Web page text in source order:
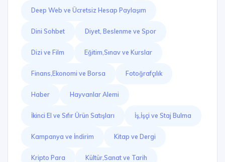
Deep Web ve Ücretsiz Hesap Paylaşım
Dini Sohbet Diyet, Beslenme ve Spor
Dizi ve Film Eğitim,Sınav ve Kurslar
Finans,Ekonomi ve Borsa Fotoğrafçılık
Haber Hayvanlar Alemi
İkinci El ve Sıfır Ürün Satışları İş,İşçi ve Staj Bulma
Kampanya ve İndirim Kitap ve Dergi
Kripto Para Kültür,Sanat ve Tarih